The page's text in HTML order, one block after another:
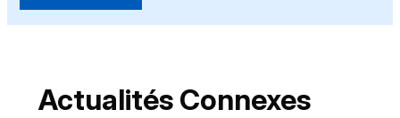
Actualités Connexes